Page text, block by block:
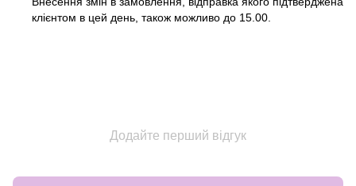
клієнтом в цей день, також можливо до 15.00.
Додайте перший відгук